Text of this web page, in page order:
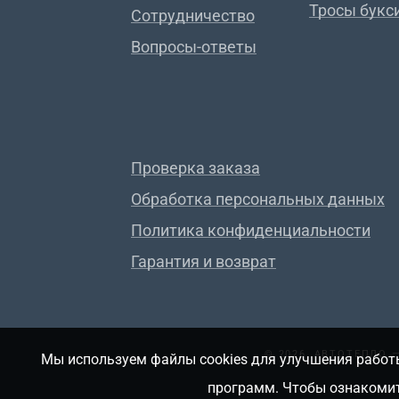
Сотрудничество
Вопросы-ответы
Тросы
Проверка заказа
Обработка персональных данных
Политика конфиденциальности
Гарантия и возврат
© 2026, АВТОТЕПЛО
Мы используем файлы cookies для улучшения
программ. Чтобы